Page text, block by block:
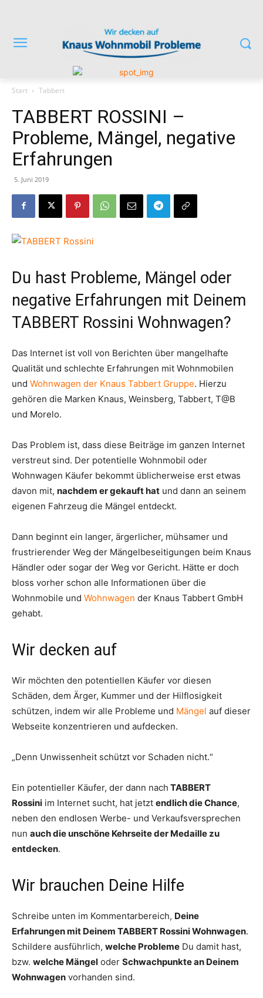
Start Tabbert
TABBERT ROSSINI –
Probleme, Mängel, negative
Erfahrungen
5. Juni 2019
Du hast Probleme, Mängel oder
negative Erfahrungen mit Deinem
TABBERT Rossini Wohnwagen?
Das Internet ist voll von Berichten über mangelhafte
Qualität und schlechte Erfahrungen mit Wohnmobilen
und Wohnwagen der Knaus Tabbert Gruppe. Hierzu
gehören die Marken Knaus, Weinsberg, Tabbert, T@B
und Morelo.
Das Problem ist, dass diese Beiträge im ganzen Internet
verstreut sind. Der potentielle Wohnmobil oder
Wohnwagen Käufer bekommt üblicherweise erst etwas
davon mit, nachdem er gekauft hat und dann an seinem
eigenen Fahrzeug die Mängel entdeckt.
Dann beginnt ein langer, ärgerlicher, mühsamer und
frustrierender Weg der Mängelbeseitigungen beim Knaus
Händler oder sogar der Weg vor Gericht. Hätte er doch
bloss vorher schon alle Informationen über die
Wohnmobile und Wohnwagen der Knaus Tabbert GmbH
gehabt.
Wir decken auf
Wir möchten den potentiellen Käufer vor diesen
Schäden, dem Ärger, Kummer und der Hilflosigkeit
schützen, indem wir alle Probleme und Mängel auf dieser
Webseite konzentrieren und aufdecken.
„Denn Unwissenheit schützt vor Schaden nicht.“
Ein potentieller Käufer, der dann nach TABBERT
Rossini im Internet sucht, hat jetzt endlich die Chance,
neben den endlosen Werbe- und Verkaufsversprechen
nun auch die unschöne Kehrseite der Medaille zu
entdecken.
Wir brauchen Deine Hilfe
Schreibe unten im Kommentarbereich, Deine
Erfahrungen mit Deinem TABBERT Rossini Wohnwagen.
Schildere ausführlich, welche Probleme Du damit hast,
bzw. welche Mängel oder Schwachpunkte an Deinem
Wohnwagen vorhanden sind.